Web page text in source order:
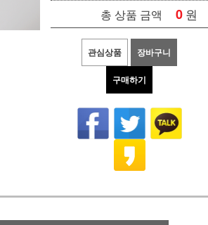
총 상품 금액 0 원
관심상품 장바구니
구매하기